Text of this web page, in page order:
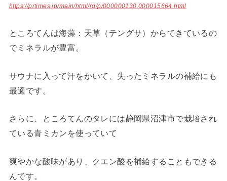
https://prtimes.jp/main/html/rd/p/000000130.000015664.html
ところてんは海藻：天草（テングサ）からできているの
でミネラルが豊富。
サウナに入って汗をかいて、失ったミネラルの補給にも
最適です。
さらに、ところてんのタレには静岡県沼津市で栽培され
ている青ミカンを使っていて
爽やかな酸味があり、クエン酸を補給することもできる
んです。